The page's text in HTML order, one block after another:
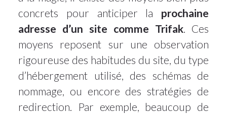
concrets pour anticiper la prochaine
adresse d’un site comme Trifak. Ces
moyens reposent sur une observation
rigoureuse des habitudes du site, du type
d’hébergement utilisé, des schémas de
nommage, ou encore des stratégies de
redirection. Par exemple, beaucoup de